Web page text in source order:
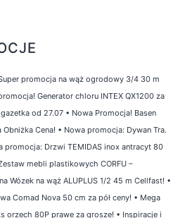
promocja na wąż ogrodowy 3/4 30 m
Generator chloru INTEX QX1200 za
od 27.07 • Nowa Promocja! Basen
Cena! • Nowa promocja: Dywan Tra.
promocja: Drzwi TEMIDAS inox antracyt 80
mebli plastikowych CORFU –
Wózek na wąż ALUPLUS 1/2 45 m Cellfast! •
Comad Nova 50 cm za pół ceny! • Mega
orzech 80P prawe za grosze! • Inspiracje i